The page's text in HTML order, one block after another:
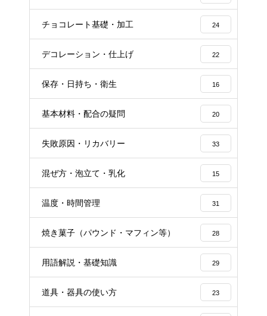
チョコレート基礎・加工 24
デコレーション・仕上げ 22
保存・日持ち・衛生 16
基本材料・配合の疑問 20
失敗原因・リカバリー 33
混ぜ方・泡立て・乳化 15
温度・時間管理 31
焼き菓子（パウンド・マフィン等） 28
用語解説・基礎知識 29
道具・器具の使い方 23